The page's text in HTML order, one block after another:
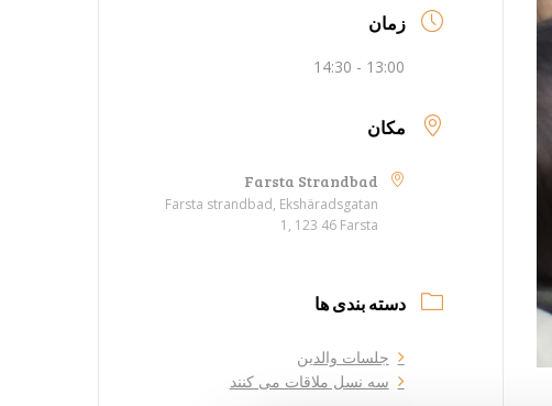
زمان
13:00 - 14:30
مکان
Farsta Strandbad
Farsta strandbad, Ekshäradsgatan
1, 123 46 Farsta
دسته بندی ها
جلسات والدین
سه نسل ملاقات می کنند